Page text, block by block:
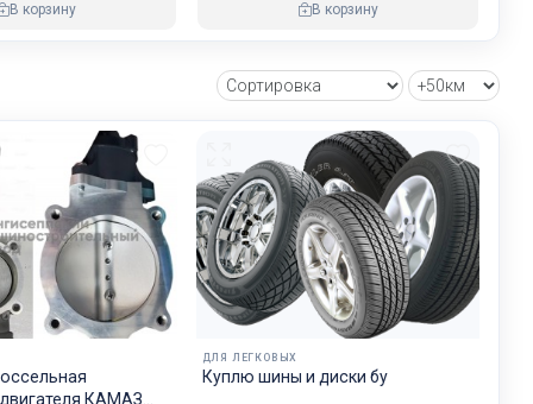
В корзину В корзину
КАМАЗ
ДЛЯ ЛЕГКОВЫХ
Куплю шины и диски бу